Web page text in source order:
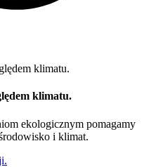
klimatu.
ekologicznym pomagamy
i klimat.